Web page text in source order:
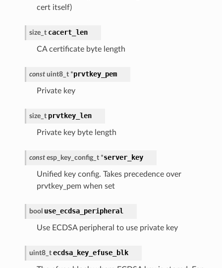
cert itself)
size_t cacert_len
CA certificate byte length
const uint8_t *prvtkey_pem
Private key
size_t prvtkey_len
Private key byte length
const esp_key_config_t *server_key
Unified key config. Takes precedence over
prvtkey_pem when set
bool use_ecdsa_peripheral
Use ECDSA peripheral to use private key
uint8_t ecdsa_key_efuse_blk